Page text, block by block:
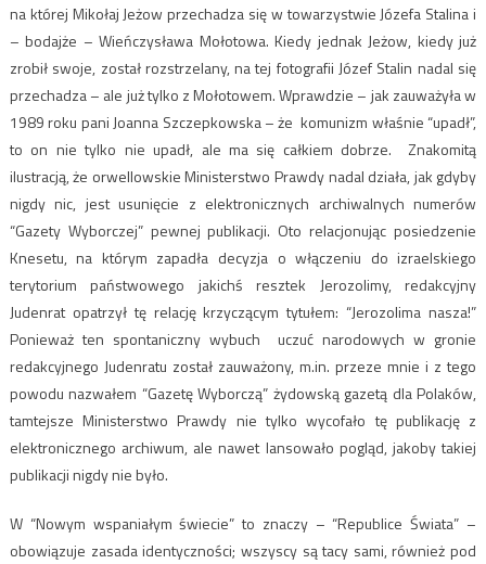
na której Mikołaj Jeżow przechadza się w towarzystwie Józefa Stalina i
– bodajże – Wieńczysława Mołotowa. Kiedy jednak Jeżow, kiedy już
zrobił swoje, został rozstrzelany, na tej fotografii Józef Stalin nadal się
przechadza – ale już tylko z Mołotowem. Wprawdzie – jak zauważyła w
1989 roku pani Joanna Szczepkowska – że komunizm właśnie “upadł”,
to on nie tylko nie upadł, ale ma się całkiem dobrze. Znakomitą
ilustracją, że orwellowskie Ministerstwo Prawdy nadal działa, jak gdyby
nigdy nic, jest usunięcie z elektronicznych archiwalnych numerów
“Gazety Wyborczej” pewnej publikacji. Oto relacjonując posiedzenie
Knesetu, na którym zapadła decyzja o włączeniu do izraelskiego
terytorium państwowego jakichś resztek Jerozolimy, redakcyjny
Judenrat opatrzył tę relację krzyczącym tytułem: “Jerozolima nasza!”
Ponieważ ten spontaniczny wybuch uczuć narodowych w gronie
redakcyjnego Judenratu został zauważony, m.in. przeze mnie i z tego
powodu nazwałem “Gazetę Wyborczą” żydowską gazetą dla Polaków,
tamtejsze Ministerstwo Prawdy nie tylko wycofało tę publikację z
elektronicznego archiwum, ale nawet lansowało pogląd, jakoby takiej
publikacji nigdy nie było.
W “Nowym wspaniałym świecie” to znaczy – “Republice Świata” –
obowiązuje zasada identyczności; wszyscy są tacy sami, również pod